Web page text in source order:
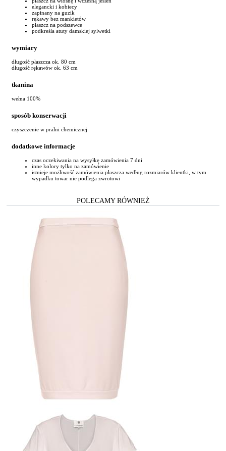
elegancki i kobiecy
zapinany na guzik
rękawy bez mankietów
płaszcz na podszewce
podkreśla atuty damskiej sylwetki
wymiary
długość płaszcza ok. 80 cm
długość rękawów ok. 63 cm
tkanina
wełna 100%
sposób konserwacji
czyszczenie w pralni chemicznej
dodatkowe informacje
czas oczekiwania na wysyłkę zamówienia 7 dni
inne kolory tylko na zamówienie
istnieje możliwość zamówienia płaszcza według rozmiarów klientki, w tym
wypadku towar nie podlega zwrotowi
POLECAMY RÓWNIEŻ